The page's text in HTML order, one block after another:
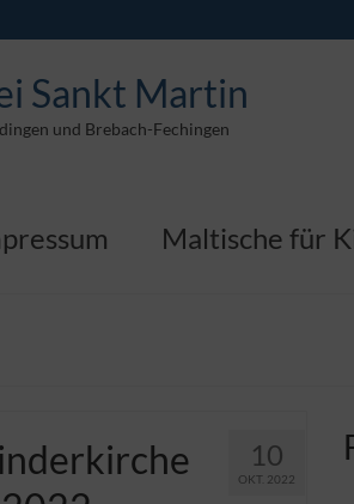
Sankt Martin
und Brebach-Fechingen
Maltische für
10
OKT. 2022